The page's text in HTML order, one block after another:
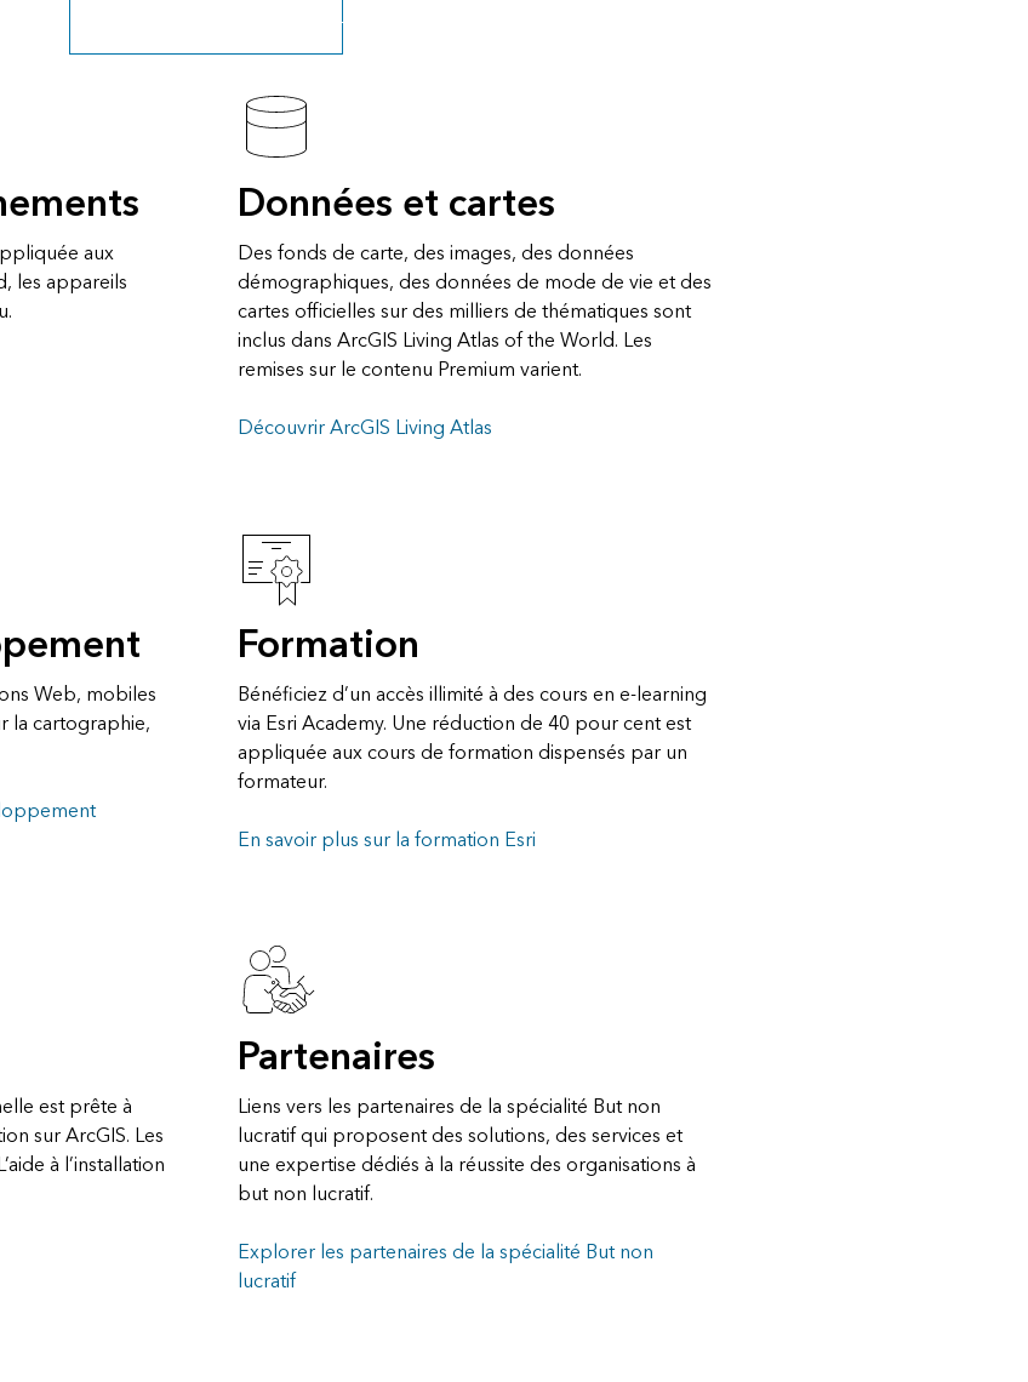
Déjà membre ? Nous contacter
aux
les appareils
Données et cartes
Des fonds de carte, des images, des données
démographiques, des données de mode de vie et des
cartes officielles sur des milliers de thématiques sont
inclus dans ArcGIS Living Atlas of the World. Les
remises sur le contenu Premium varient.
Découvrir ArcGIS Living Atlas
Web, mobiles
la cartographie,
Formation
Bénéficiez d’un accès illimité à des cours en e-learning
via Esri Academy. Une réduction de 40 pour cent est
appliquée aux cours de formation dispensés par un
formateur.
En savoir plus sur la formation Esri
est prête à
sur ArcGIS. Les
à l’installation
Partenaires
Liens vers les partenaires de la spécialité But non
lucratif qui proposent des solutions, des services et
une expertise dédiés à la réussite des organisations à
but non lucratif.
Explorer les partenaires de la spécialité But non
lucratif